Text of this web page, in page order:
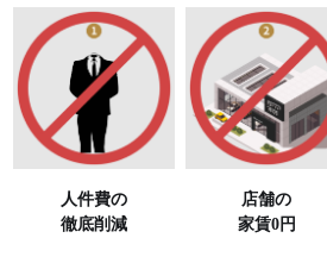
人件費の
徹底削減
店舗の
家賃0円